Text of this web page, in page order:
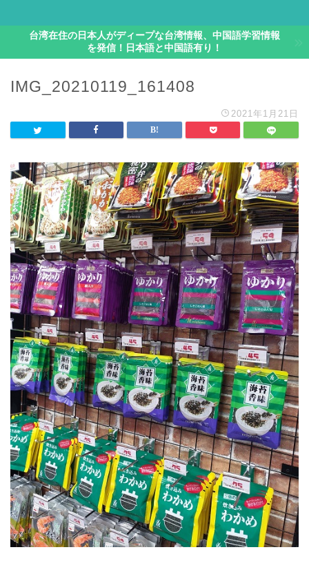
台湾在住の日本人がディープな台湾情報、中国語学習情報
を発信！日本語と中国語有り！
IMG_20210119_161408
2021年1月21日